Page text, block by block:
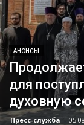
АНОНСЫ
для
духовную
Пресс-служба -